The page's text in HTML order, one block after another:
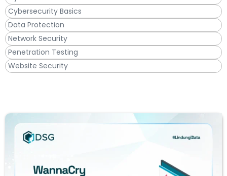
Cybersecurity Basics
Data Protection
Network Security
Penetration Testing
Website Security